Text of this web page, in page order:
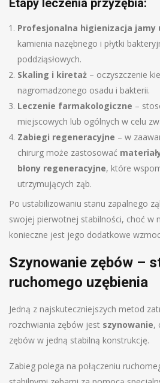
Profesjonalna higienizacja jamy
kamienia nazębnego i płytki
poddziąsłowych.
Skaling i kiretaż – oczyszczenie
nagromadzonego osadu i bakterii.
Leczenie farmakologiczne –
miejscowych lub ogólnych w celu
Zabiegi regeneracyjne – w
chirurg może zastosować
błony regeneracyjne, które
utrzymujących ząb.
Po ustabilizowaniu stanu zapalnego
swojej pierwotnej stabilności, choć w
konieczne jest jego dodatkowe
Szynowanie zębów –
ruchomego uzębienia
Jedną z najskuteczniejszych metod
rozchwiania zębów jest szynowanie,
zębów w jedną stabilną konstrukcję.
Zabieg polega na połączeniu